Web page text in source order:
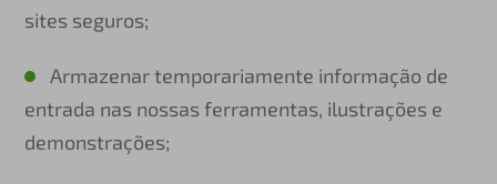
sites seguros;
Armazenar temporariamente informação de
entrada nas nossas ferramentas, ilustrações e
demonstrações;